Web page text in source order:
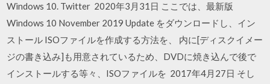
Windows 10. Twitter 2020年3月31日 ここでは、最新版
Windows 10 November 2019 Update をダウンロードし、イン
ストール ISOファイルを作成する方法を、 内に[ディスクイメー
ジの書き込み]も用意されているため、DVDに焼き込んで後で
インストールする等々、ISOファイルを 2017年4月27日 そし